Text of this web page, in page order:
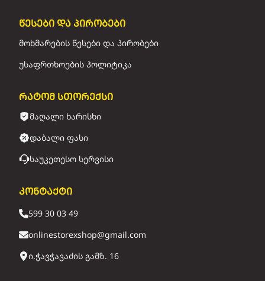
წესები და პირობები
მოხმარების წესები და პირობები
უსაფრთხოების პოლიტიკა
რატომ სთორექსი
მაღალი ხარისხი
დაბალი ფასი
საუკეთესო სერვისი
კონტაქტი
599 30 03 49
onlinestorexshop@gmail.com
ი.ჭავჭავაძის გამზ. 16